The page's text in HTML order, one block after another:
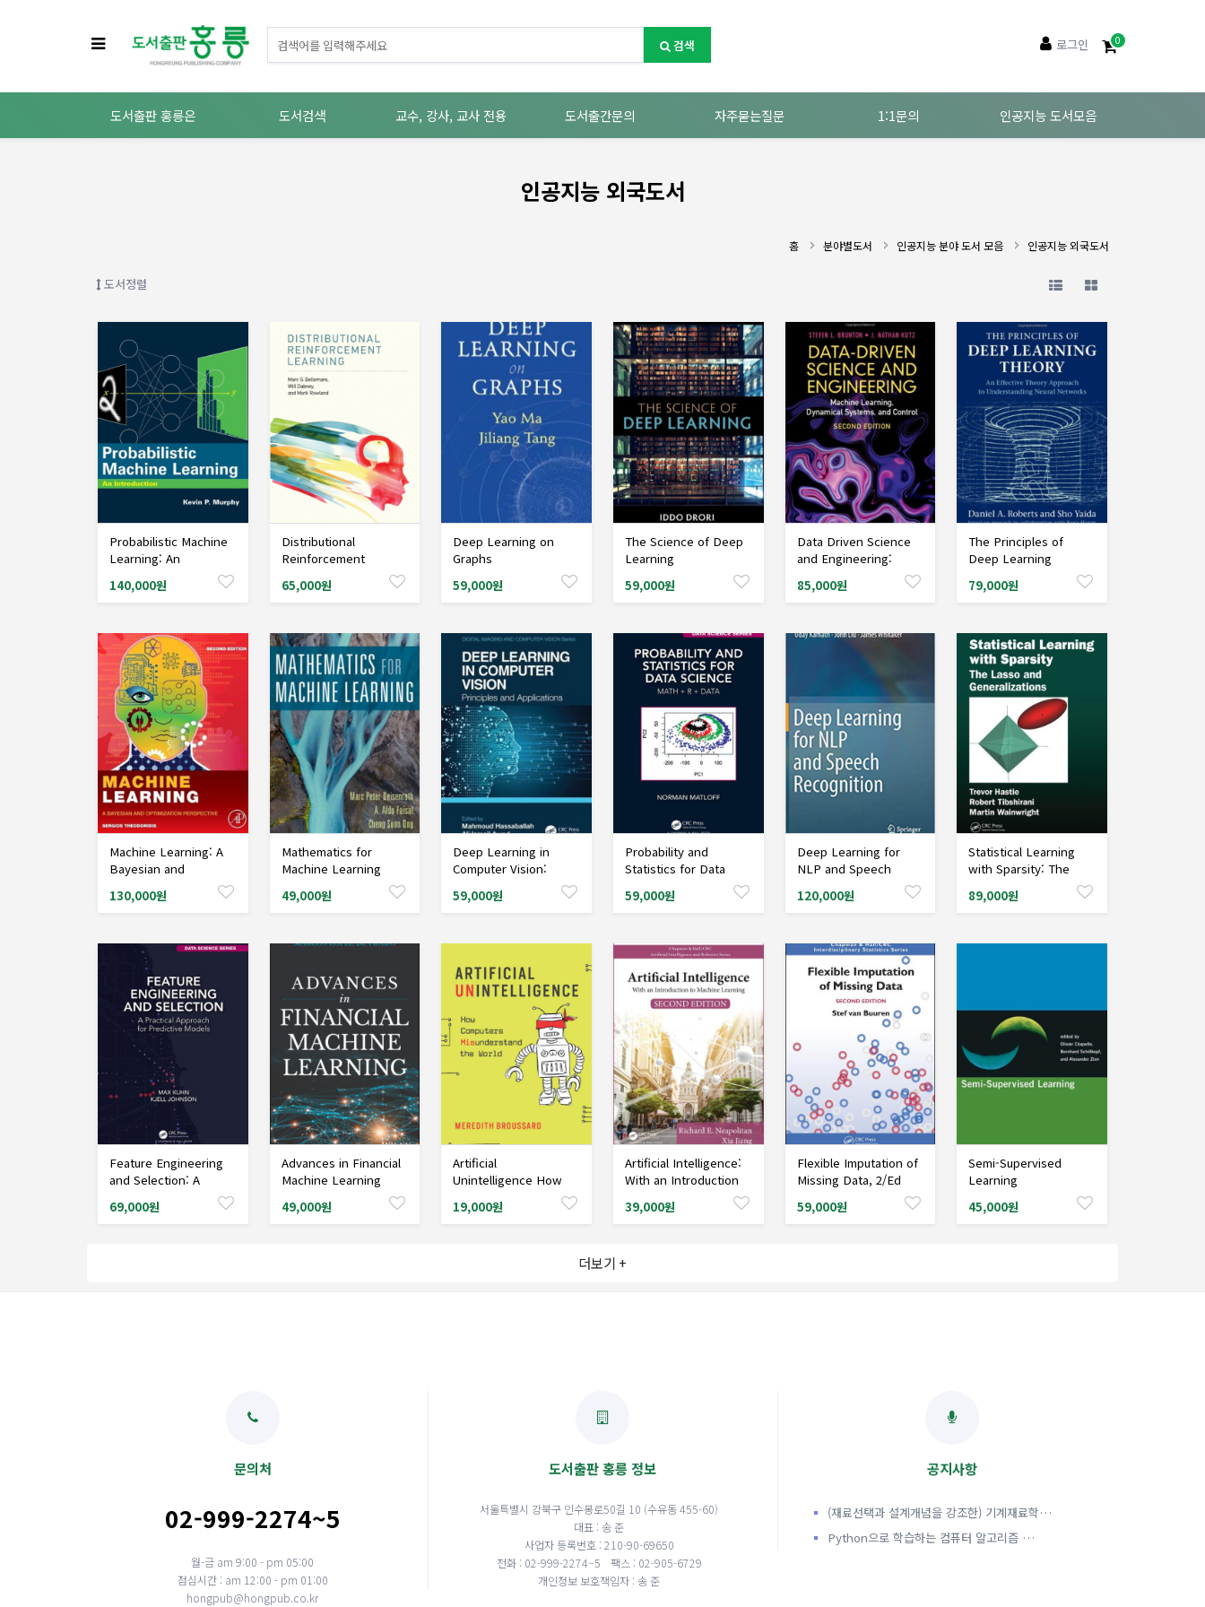
검색 로그인 0
도서출판 홍릉은 도서검색 교수, 강사, 교사 전용 도서출간문의 자주묻는질문 1:1문의 인공지능 도서모음
인공지능 외국도서
홈 분야별도서 인공지능 분야 도서 모음 인공지능 외국도서
도서정렬
샘플도서신청
Probabilistic Machine
Learning: An
140,000원
샘플도서신청
Distributional
Reinforcement
65,000원
샘플도서신청
Deep Learning on
Graphs
59,000원
샘플도서신청
The Science of Deep
Learning
59,000원
샘플도서신청
Data Driven Science
and Engineering:
Dynamical Systems,
85,000원
샘플도서신청
The Principles of
Deep Learning
Theory: An Effective
Theory Approach to
79,000원
샘플도서신청
Machine Learning: A
Bayesian and
Perspective, 2/Ed
130,000원
샘플도서신청
Mathematics for
Machine Learning
49,000원
샘플도서신청
Deep Learning in
Computer Vision:
Applications
59,000원
샘플도서신청
Probability and
Statistics for Data
Science: Math + R +
Data
59,000원
샘플도서신청
Deep Learning for
NLP and Speech
120,000원
샘플도서신청
Statistical Learning
with Sparsity: The
Generalizations
89,000원
샘플도서신청
Feature Engineering
and Selection: A
Practical Approach for
Predictive Models
69,000원
샘플도서신청
Advances in Financial
Machine Learning
49,000원
샘플도서신청
Artificial
Unintelligence How
Misunderstand the
19,000원
샘플도서신청
Artificial Intelligence:
With an Introduction
to Machine Learning,
2/Ed
39,000원
샘플도서신청
Flexible Imputation of
Missing Data, 2/Ed
59,000원
샘플도서신청
Semi-Supervised
Learning
45,000원
더보기 +
문의처
02-999-2274~5
월-금 am 9:00 - pm 05:00
점심시간 : am 12:00 - pm 01:00
hongpub@hongpub.co.kr
도서출판 홍릉 정보
서울특별시 강북구 인수봉로50길 10 (수유동 455-60)
대표 : 송 준
사업자 등록번호 : 210-90-69650
전화 : 02-999-2274~5
팩스 : 02-905-6729
개인정보 보호책임자 : 송 준
공지사항
(재료선택과 설계개념을 강조한) 기계재료학…
Python으로 학습하는 컴퓨터 알고리즘 …